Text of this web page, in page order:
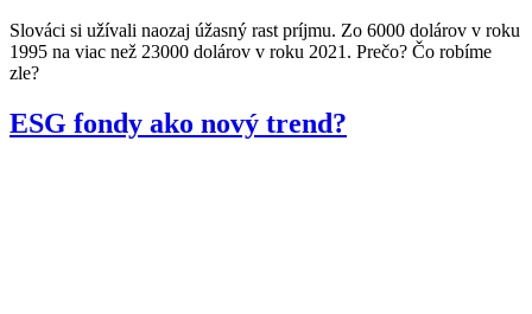
Slováci si užívali naozaj úžasný rast príjmu. Zo 6000 dolárov v roku
1995 na viac než 23000 dolárov v roku 2021. Prečo? Čo robíme
zle?
ESG fondy ako nový trend?